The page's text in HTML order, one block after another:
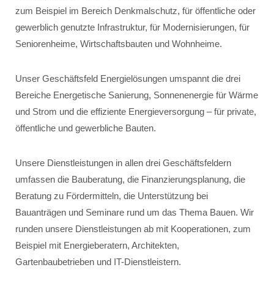
zum Beispiel im Bereich Denkmalschutz, für öffentliche oder
gewerblich genutzte Infrastruktur, für Modernisierungen, für
Seniorenheime, Wirtschaftsbauten und Wohnheime.
Unser Geschäftsfeld Energielösungen umspannt die drei
Bereiche Energetische Sanierung, Sonnenenergie für Wärme
und Strom und die effiziente Energieversorgung – für private,
öffentliche und gewerbliche Bauten.
Unsere Dienstleistungen in allen drei Geschäftsfeldern
umfassen die Bauberatung, die Finanzierungsplanung, die
Beratung zu Fördermitteln, die Unterstützung bei
Bauanträgen und Seminare rund um das Thema Bauen. Wir
runden unsere Dienstleistungen ab mit Kooperationen, zum
Beispiel mit Energieberatern, Architekten,
Gartenbaubetrieben und IT-Dienstleistern.